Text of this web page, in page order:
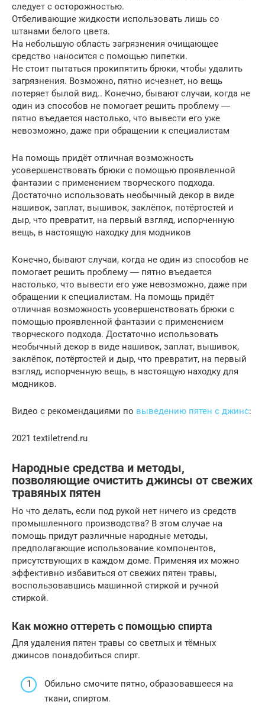
следует с осторожностью.
Отбеливающие жидкости использовать лишь со
штанами белого цвета.
На небольшую область загрязнения очищающее
средство наносится с помощью пипетки.
Не стоит пытаться прокипятить брюки, чтобы удалить
загрязнения. Возможно, пятно исчезнет, но вещь
потеряет былой вид.. Конечно, бывают случаи, когда не
один из способов не помогает решить проблему ―
пятно въедается настолько, что вывести его уже
невозможно, даже при обращении к специалистам
На помощь придёт отличная возможность
усовершенствовать брюки с помощью проявленной
фантазии с применением творческого подхода.
Достаточно использовать необычный декор в виде
нашивок, заплат, вышивок, заклёпок, потёртостей и
дыр, что превратит, на первый взгляд, испорченную
вещь, в настоящую находку для модников
Конечно, бывают случаи, когда не один из способов не
помогает решить проблему ― пятно въедается
настолько, что вывести его уже невозможно, даже при
обращении к специалистам. На помощь придёт
отличная возможность усовершенствовать брюки с
помощью проявленной фантазии с применением
творческого подхода. Достаточно использовать
необычный декор в виде нашивок, заплат, вышивок,
заклёпок, потёртостей и дыр, что превратит, на первый
взгляд, испорченную вещь, в настоящую находку для
модников.
Видео с рекомендациями по выведению пятен с джинс:
2021 textiletrend.ru
Народные средства и методы,
позволяющие очистить джинсы от свежих
травяных пятен
Но что делать, если под рукой нет ничего из средств
промышленного производства? В этом случае на
помощь придут различные народные методы,
предполагающие использование компонентов,
присутствующих в каждом доме. Применяя их можно
эффективно избавиться от свежих пятен травы,
воспользовавшись машинной стиркой и ручной
стиркой.
Как можно оттереть с помощью спирта
Для удаления пятен травы со светлых и тёмных
джинсов понадобиться спирт.
Обильно смочите пятно, образовавшееся на
ткани, спиртом.